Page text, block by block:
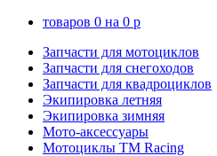
товаров 0 на 0 p
Запчасти для мотоциклов
Запчасти для снегоходов
Запчасти для квадроциклов
Экипировка летняя
Экипировка зимняя
Мото-аксессуары
Мотоциклы TM Racing